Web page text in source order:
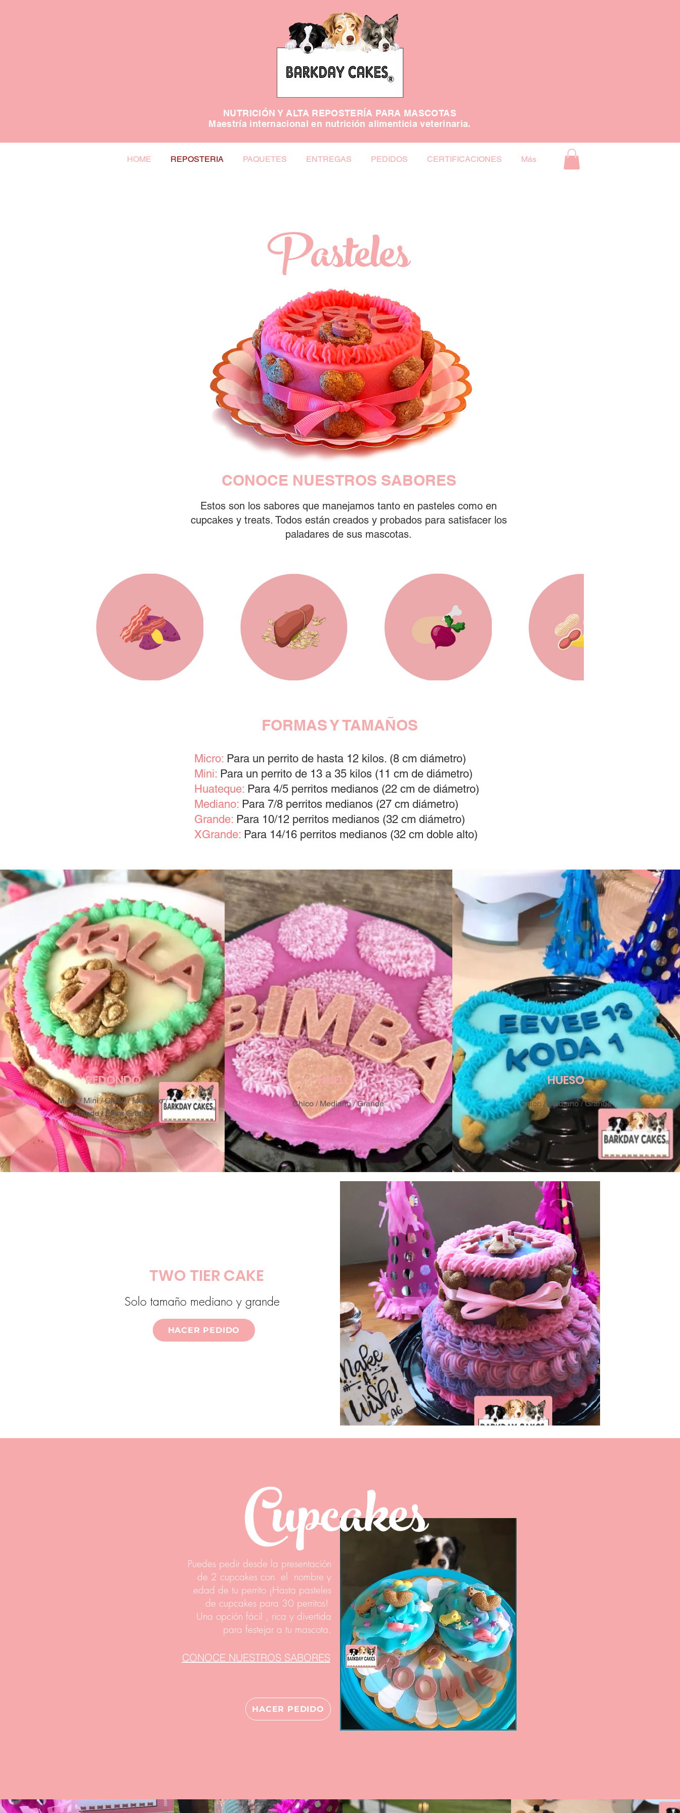
NUTRICIÓN Y ALTA REPOSTERÍA PARA MASCOTAS
Maestría internacional en nutrición alimenticia veterinaria.
HOME REPOSTERIA PAQUETES ENTREGAS PEDIDOS CERTIFICACIONES Más
Pasteles
CONOCE NUESTROS SABORES
Estos son los sabores que manejamos tanto en pasteles como en
cupcakes y treats. Todos están creados y probados para satisfacer los
paladares de sus mascotas.
FORMAS Y TAMAÑOS
Micro: Para un perrito de hasta 12 kilos. (8 cm diámetro)
Mini: Para un perrito de 13 a 35 kilos (11 cm de diámetro)
Huateque: Para 4/5 perritos medianos (22 cm de diámetro)
Mediano: Para 7/8 perritos medianos (27 cm diámetro)
Grande: Para 10/12 perritos medianos (32 cm diámetro)
XGrande: Para 14/16 perritos medianos (32 cm doble alto)
REDONDO
Micro /Mini / Chico / Mediano /
Grande / Extra Grande
HUELLA
Chico / Mediano / Grande
HUESO
Chico / Mediano / Grande
TWO TIER CAKE
Solo tamaño mediano y grande
HACER PEDIDO
Puedes pedir desde la presentación
de 2 cupcakes con el nombre y
edad de tu perrito ¡Hasta pasteles
de cupcakes para 30 perritos!
Una opción fácil , rica y divertida
para festejar a tu mascota.
CONOCE NUESTROS SABORES
Cupcakes
HACER PEDIDO